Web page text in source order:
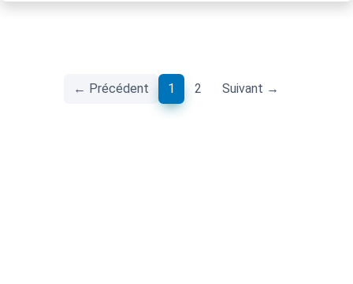
← Précédent 1 (current)
2 Suivant →